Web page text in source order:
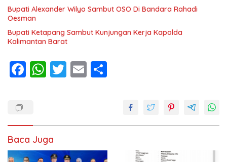
Bupati Alexander Wilyo Sambut OSO Di Bandara Rahadi
Oesman
Bupati Ketapang Sambut Kunjungan Kerja Kapolda
Kalimantan Barat
F
o
o
W
A
p
T E
Baca Juga